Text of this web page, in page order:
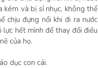
kém và bị sỉ nhục, không thể
chịu đựng nổi khi đi ra nước
lực hết mình để thay đổi điều
của họ.
dục con cái.